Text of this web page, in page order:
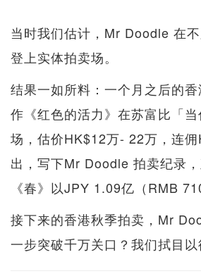
当时我们估计，Mr Doodle 在
登上实体拍卖场。
结果一如所料：一个月之后的
作《红色的活力》在苏富比「
场，估价HK$12万- 22万，连
出，写下Mr Doodle 拍卖纪录
《春》以JPY 1.09亿（RMB
接下来的香港秋季拍卖，Mr
一步突破千万关口？我们拭目以